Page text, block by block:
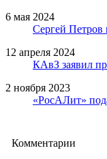
6 мая 2024
Сергей
12 апреля 2024
КАвЗ заявил
2 ноября 2023
«РосАЛит»
Комментарии